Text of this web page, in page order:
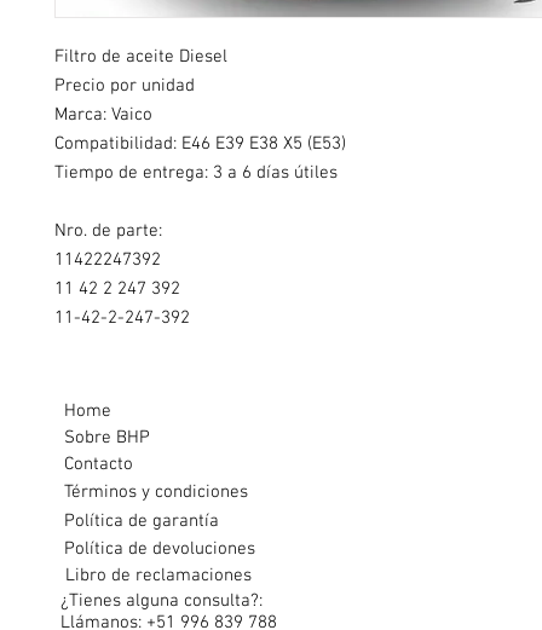
Filtro de aceite Diesel
Precio por unidad
Marca: Vaico
Compatibilidad: E46 E39 E38 X5 (E53)
Tiempo de entrega: 3 a 6 días útiles
Nro. de parte:
11422247392
11 42 2 247 392
11-42-2-247-392
Home
Sobre BHP
Contacto
Términos y condiciones
Política de garantía
Política de devoluciones
Libro de reclamaciones
¿Tienes alguna consulta?:
Llámanos: +51 996 839 788